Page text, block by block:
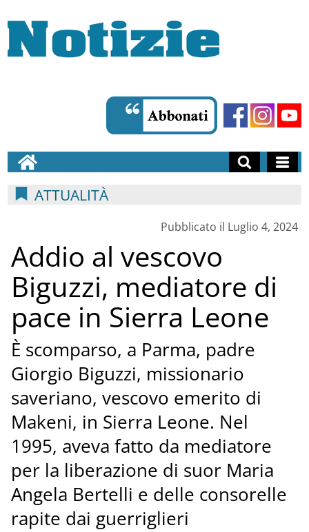
ATTUALITÀ
Pubblicato il Luglio 4, 2024
Addio al vescovo
Biguzzi, mediatore di
pace in Sierra Leone
È scomparso, a Parma, padre
Giorgio Biguzzi, missionario
saveriano, vescovo emerito di
Makeni, in Sierra Leone. Nel
1995, aveva fatto da mediatore
per la liberazione di suor Maria
Angela Bertelli e delle consorelle
rapite dai guerriglieri